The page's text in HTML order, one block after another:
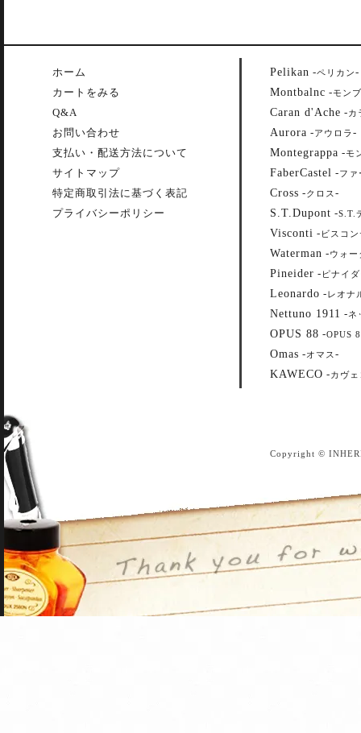
ホーム
カートをみる
Q&A
お問い合わせ
支払い・配送方法について
サイトマップ
特定商取引法に基づく表記
プライバシーポリシー
Pelikan -ペリカン-
Montbalnc -モン
Caran d'Ache -カ
Aurora -アウロラ -
Montegrappa -モ
FaberCastel -ファ
Cross -クロス -
S.T.Dupont -S.T.
Visconti - ビスコ
Waterman -ウォー
Pineider - ピナイ
Leonardo -レオナ
Nettuno 1911 -ネ
OPUS 88 -OPUS
Omas -オマス -
KAWECO -カヴェ
Copyright ©